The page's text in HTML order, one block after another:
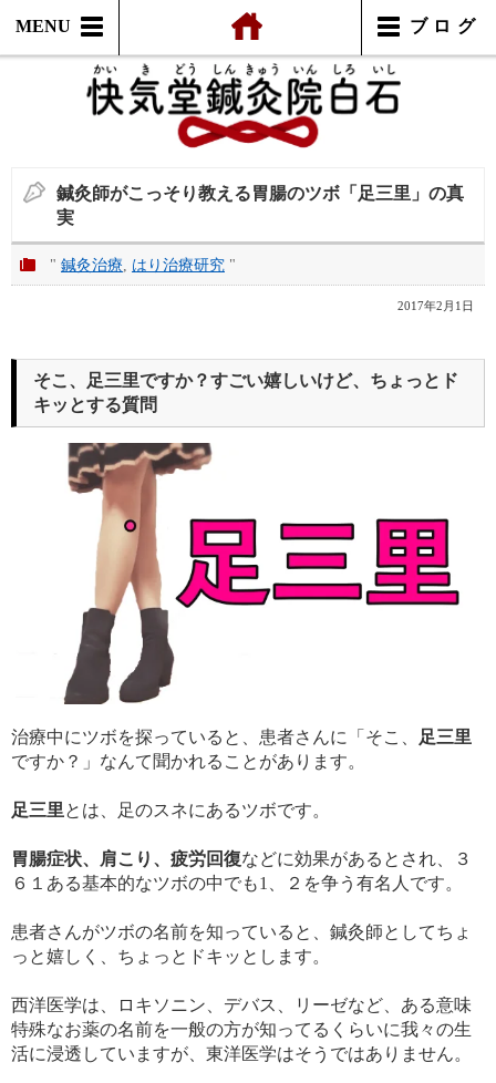
MENU ブログ
鍼灸師がこっそり教える胃腸のツボ「足三里」の真
実
" 鍼灸治療 はり治療研究 "
2017年2月1日
そこ、足三里ですか？すごい嬉しいけど、ちょっとド
キッとする質問
治療中にツボを探っていると、患者さんに「そこ、
足三里
ですか？」なんて聞かれることがあります。
足三里とは、足のスネにあるツボです。
胃腸症状、肩こり、疲労回復などに効果があるとされ、３
６１ある基本的なツボの中でも1、２を争う有名人です。
患者さんがツボの名前を知っていると、鍼灸師としてちょ
っと嬉しく、ちょっとドキッとします。
西洋医学は、ロキソニン、デバス、リーゼなど、ある意味
特殊なお薬の名前を一般の方が知ってるくらいに我々の生
活に浸透していますが、東洋医学はそうではありません。